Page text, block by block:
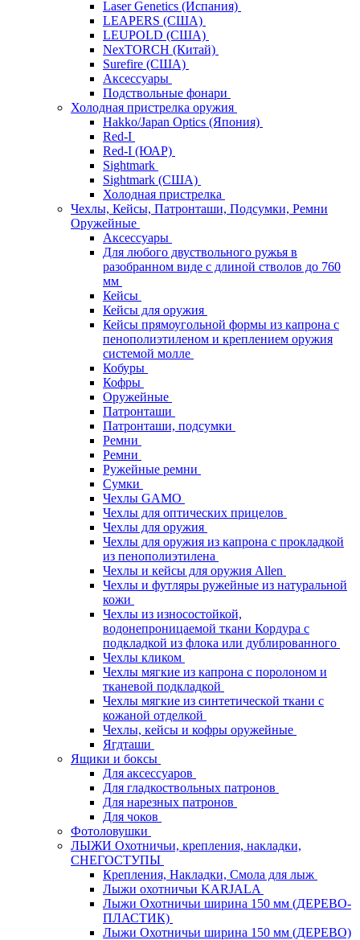
Laser Genetics (Испания)
LEAPERS (США)
LEUPOLD (США)
NexTORCH (Китай)
Surefire (США)
Аксессуары
Подствольные фонари
Холодная пристрелка оружия
Hakko/Japan Optics (Япония)
Red-I
Red-I (ЮАР)
Sightmark
Sightmark (США)
Холодная пристрелка
Чехлы, Кейсы, Патронташи, Подсумки, Ремни
Оружейные
Аксессуары
Для любого двуствольного ружья в
разобранном виде с длиной стволов до 760
мм
Кейсы
Кейсы для оружия
Кейсы прямоугольной формы из капрона с
пенополиэтиленом и креплением оружия
системой молле
Кобуры
Кофры
Оружейные
Патронташи
Патронташи, подсумки
Ремни
Ремни
Ружейные ремни
Сумки
Чехлы GAMO
Чехлы для оптических прицелов
Чехлы для оружия
Чехлы для оружия из капрона с прокладкой
из пенополиэтилена
Чехлы и кейсы для оружия Allen
Чехлы и футляры ружейные из натуральной
кожи
Чехлы из износостойкой,
водонепроницаемой ткани Кордура с
подкладкой из флока или дублированного
Чехлы кликом
Чехлы мягкие из капрона с поролоном и
тканевой подкладкой
Чехлы мягкие из синтетической ткани с
кожаной отделкой
Чехлы, кейсы и кофры оружейные
Ягдташи
Ящики и боксы
Для аксессуаров
Для гладкоствольных патронов
Для нарезных патронов
Для чоков
Фотоловушки
ЛЫЖИ Охотничьи, крепления, накладки,
СНЕГОСТУПЫ
Крепления, Накладки, Смола для лыж
Лыжи охотничьи KARJALA
Лыжи Охотничьи ширина 150 мм (ДЕРЕВО-
ПЛАСТИК)
Лыжи Охотничьи ширина 150 мм (ДЕРЕВО)